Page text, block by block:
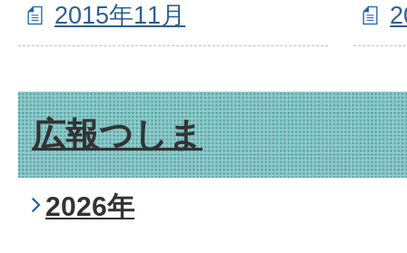
2015年11月
広報つしま
2026年